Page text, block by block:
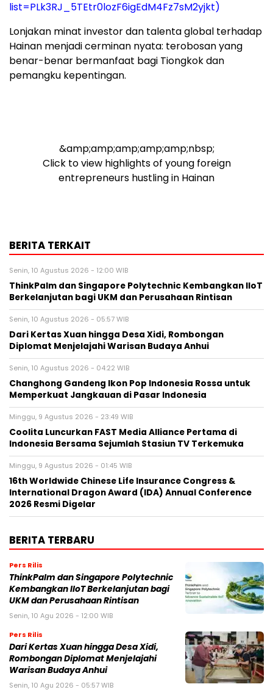
list=PLk3RJ_5TEtr0lozF6igEdM4Fz7sM2yjkt)
Lonjakan minat investor dan talenta global terhadap
Hainan menjadi cerminan nyata: terobosan yang
benar-benar bermanfaat bagi Tiongkok dan
pemangku kepentingan.
&amp;amp;amp;amp;amp;nbsp;
Click to view highlights of young foreign
entrepreneurs hustling in Hainan
BERITA TERKAIT
Senin, 10 Agustus 2026 - 12:00 WIB
ThinkPalm dan Singapore Polytechnic Kembangkan IIoT
Berkelanjutan bagi UKM dan Perusahaan Rintisan
Senin, 10 Agustus 2026 - 05:57 WIB
Dari Kertas Xuan hingga Desa Xidi, Rombongan
Diplomat Menjelajahi Warisan Budaya Anhui
Senin, 10 Agustus 2026 - 04:22 WIB
Changhong Gandeng Ikon Pop Indonesia Rossa untuk
Memperkuat Jangkauan di Pasar Indonesia
Minggu, 9 Agustus 2026 - 23:49 WIB
Coolita Luncurkan FAST Media Alliance Pertama di
Indonesia Bersama Sejumlah Stasiun TV Terkemuka
Minggu, 9 Agustus 2026 - 01:45 WIB
16th Worldwide Chinese Life Insurance Congress &
International Dragon Award (IDA) Annual Conference
2026 Resmi Digelar
BERITA TERBARU
Pers Rilis
ThinkPalm dan Singapore Polytechnic
Kembangkan IIoT Berkelanjutan bagi
UKM dan Perusahaan Rintisan
Senin, 10 Agu 2026 - 12:00 WIB
Pers Rilis
Dari Kertas Xuan hingga Desa Xidi,
Rombongan Diplomat Menjelajahi
Warisan Budaya Anhui
Senin, 10 Agu 2026 - 05:57 WIB